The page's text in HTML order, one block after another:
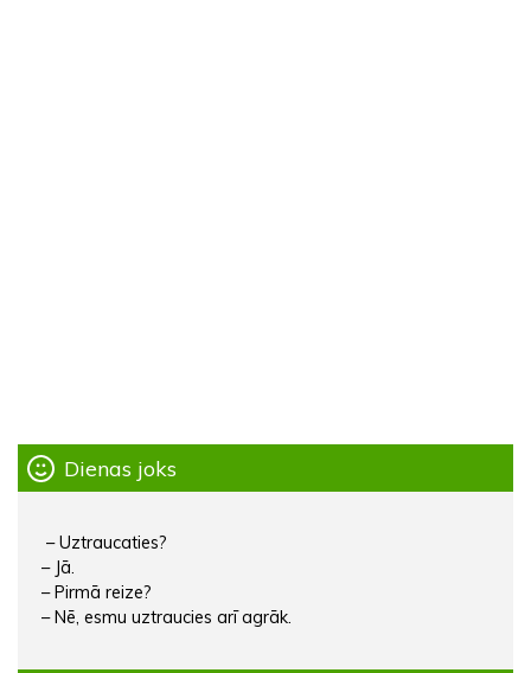
Dienas joks
– Uztraucaties?
– Jā.
– Pirmā reize?
– Nē, esmu uztraucies arī agrāk.